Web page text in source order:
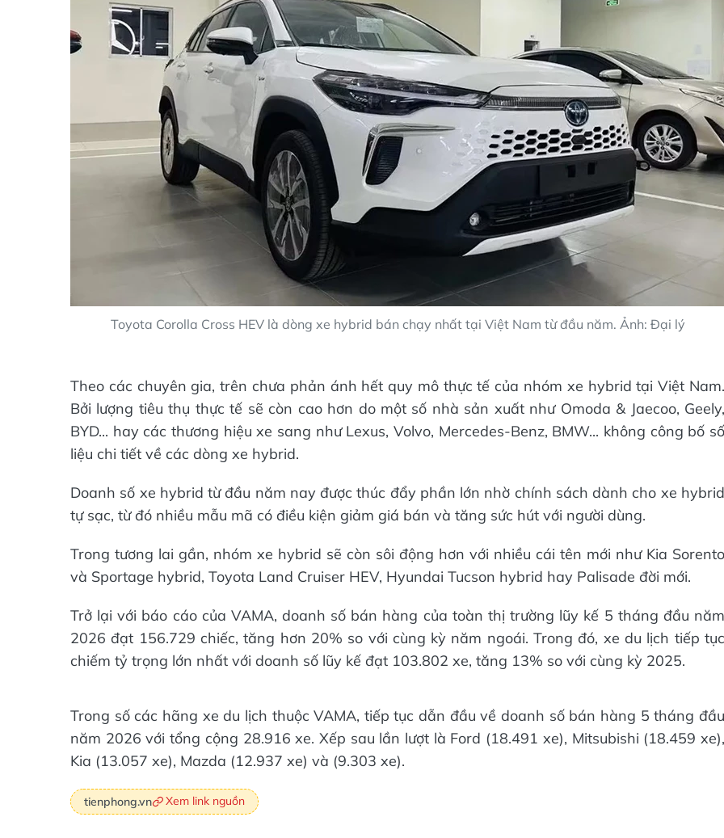
Toyota Corolla Cross HEV là dòng xe hybrid bán chạy nhất tại Việt Nam từ đầu năm. Ảnh: Đại lý
Theo các chuyên gia, trên chưa phản ánh hết quy mô thực tế của nhóm xe hybrid tại Việt Nam.
Bởi lượng tiêu thụ thực tế sẽ còn cao hơn do một số nhà sản xuất như Omoda & Jaecoo, Geely,
BYD... hay các thương hiệu xe sang như Lexus, Volvo, Mercedes-Benz, BMW... không công bố số
liệu chi tiết về các dòng xe hybrid.
Doanh số xe hybrid từ đầu năm nay được thúc đẩy phần lớn nhờ chính sách dành cho xe hybrid
tự sạc, từ đó nhiều mẫu mã có điều kiện giảm giá bán và tăng sức hút với người dùng.
Trong tương lai gần, nhóm xe hybrid sẽ còn sôi động hơn với nhiều cái tên mới như Kia Sorento
và Sportage hybrid, Toyota Land Cruiser HEV, Hyundai Tucson hybrid hay Palisade đời mới.
Trở lại với báo cáo của VAMA, doanh số bán hàng của toàn thị trường lũy kế 5 tháng đầu năm
2026 đạt 156.729 chiếc, tăng hơn 20% so với cùng kỳ năm ngoái. Trong đó, xe du lịch tiếp tục
chiếm tỷ trọng lớn nhất với doanh số lũy kế đạt 103.802 xe, tăng 13% so với cùng kỳ 2025.
Trong số các hãng xe du lịch thuộc VAMA, tiếp tục dẫn đầu về doanh số bán hàng 5 tháng đầu
năm 2026 với tổng cộng 28.916 xe. Xếp sau lần lượt là Ford (18.491 xe), Mitsubishi (18.459 xe),
Kia (13.057 xe), Mazda (12.937 xe) và (9.303 xe).
tienphong.vn Xem link nguồn